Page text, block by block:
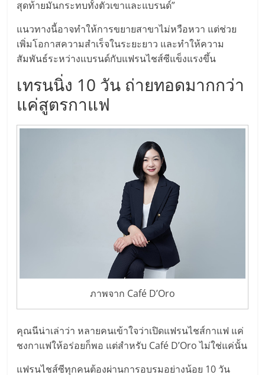
เปิด
ร้าน
ปรึกษา
ฟรี,
รน
ไชส์"
"ศูนย์
รวม
สุดท้ายมันกระทบทั้งตัวเขาและแบรนด์”
แนวทางนี้อาจทำให้การขยายสาขาไม่หวือหวา แต่ช่วย
เพิ่มโอกาสความสำเร็จในระยะยาว และทำให้ความ
สัมพันธ์ระหว่างแบรนด์กับแฟรนไชส์ซีแข็งแรงขึ้น
เทรนนิ่ง 10 วัน ถ่ายทอดมากกว่า
แค่สูตรกาแฟ
ภาพจาก Café D’Oro
คุณนีน่าเล่าว่า หลายคนเข้าใจว่าเปิดแฟรนไชส์กาแฟ แค่
ชงกาแฟให้อร่อยก็พอ แต่สำหรับ Café D’Oro ไม่ใช่แค่นั้น
แฟรนไชส์ซีทุกคนต้องผ่านการอบรมอย่างน้อย 10 วัน